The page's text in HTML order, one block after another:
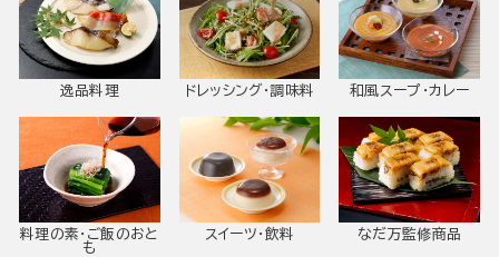
逸品料理 ドレッシング・調味料 和風スープ・カレー
料理の素・ご飯のおと
も
スイーツ・飲料 なだ万監修商品